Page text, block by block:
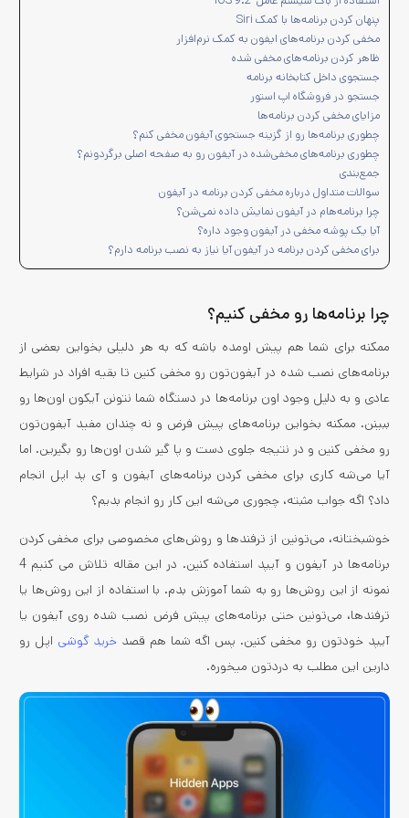
پنهان کردن برنامه‌ها با کمک Siri
مخفی کردن برنامه‌های ایفون به کمک نرم‌افزار
ظاهر کردن برنامه‌های مخفی شده
جستجوی داخل کتابخانه برنامه
جستجو در فروشگاه اپ استور
مزایای مخفی کردن برنامه‌ها
چطوری برنامه‌ها رو از گزینه جستجوی آیفون مخفی کنم؟
چطوری برنامه‌های مخفی‌شده در آیفون رو به صفحه اصلی برگردونم؟
جمع‌بندی
سوالات متداول درباره مخفی کردن برنامه در آیفون
چرا برنامه‌هام در آیفون نمایش داده نمی‌شن؟
آیا یک پوشه مخفی در آیفون وجود داره؟
برای مخفی کردن برنامه در آیفون آیا نیاز به نصب برنامه دارم؟
چرا برنامه‌ها رو مخفی کنیم؟
ممکنه برای شما هم پیش اومده باشه که به هر دلیلی بخواین بعضی از
برنامه‌های نصب شده در آیفون‌تون رو مخفی کنین تا بقیه افراد در شرایط
عادی و به دلیل وجود اون برنامه‌ها در دستگاه شما نتونن آیکون اون‌ها رو
ببینن. ممکنه بخواین برنامه‌های پیش فرض و نه چندان مفید آیفون‌تون
رو مخفی کنین و در نتیجه جلوی دست و پا گیر شدن اون‌ها رو بگیرین. اما
آیا می‌شه کاری برای مخفی کردن برنامه‌های آیفون و آی پد اپل انجام
داد؟ اگه جواب مثبته، چجوری می‌شه این کار رو انجام بدیم؟
خوشبختانه، می‌تونین از ترفندها و روش‌های مخصوصی برای مخفی کردن
برنامه‌ها در آیفون و آیپد استفاده کنین. در این مقاله تلاش می کنیم 4
نمونه از این روش‌ها رو به شما آموزش بدم. با استفاده از این روش‌ها یا
ترفندها، می‌تونین حتی برنامه‌های پیش فرض نصب شده روی آیفون یا
آیپد خودتون رو مخفی کنین. پس اگه شما هم قصدخرید گوشی اپل رو
دارین این مطلب به دردتون میخوره.